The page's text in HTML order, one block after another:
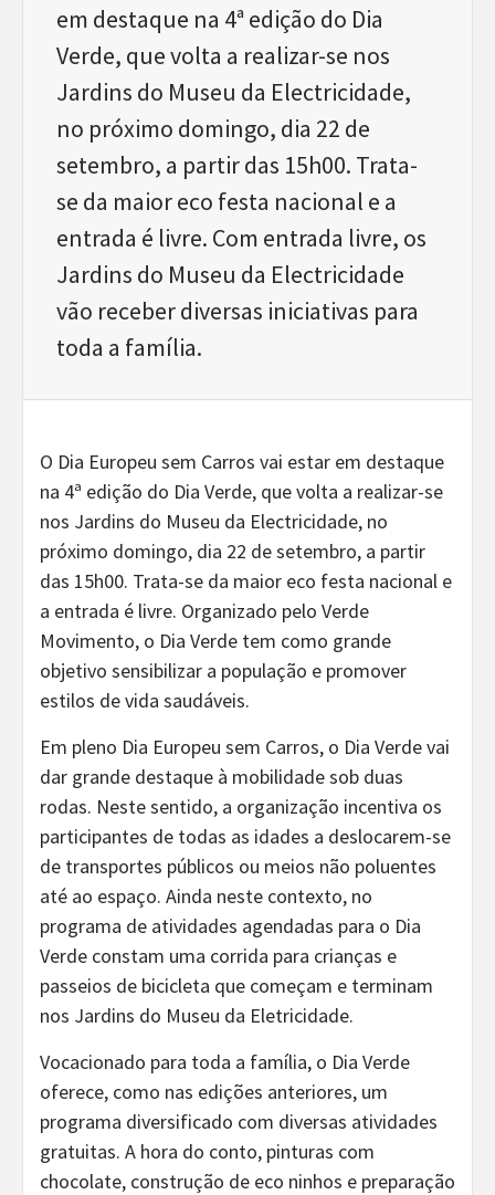
em destaque na 4ª edição do Dia
Verde, que volta a realizar-se nos
Jardins do Museu da Electricidade,
no próximo domingo, dia 22 de
setembro, a partir das 15h00. Trata-
se da maior eco festa nacional e a
entrada é livre. Com entrada livre, os
Jardins do Museu da Electricidade
vão receber diversas iniciativas para
toda a família.
O Dia Europeu sem Carros vai estar em destaque
na 4ª edição do Dia Verde, que volta a realizar-se
nos Jardins do Museu da Electricidade, no
próximo domingo, dia 22 de setembro, a partir
das 15h00. Trata-se da maior eco festa nacional e
a entrada é livre. Organizado pelo Verde
Movimento, o Dia Verde tem como grande
objetivo sensibilizar a população e promover
estilos de vida saudáveis.
Em pleno Dia Europeu sem Carros, o Dia Verde vai
dar grande destaque à mobilidade sob duas
rodas. Neste sentido, a organização incentiva os
participantes de todas as idades a deslocarem-se
de transportes públicos ou meios não poluentes
até ao espaço. Ainda neste contexto, no
programa de atividades agendadas para o Dia
Verde constam uma corrida para crianças e
passeios de bicicleta que começam e terminam
nos Jardins do Museu da Eletricidade.
Vocacionado para toda a família, o Dia Verde
oferece, como nas edições anteriores, um
programa diversificado com diversas atividades
gratuitas. A hora do conto, pinturas com
chocolate, construção de eco ninhos e preparação